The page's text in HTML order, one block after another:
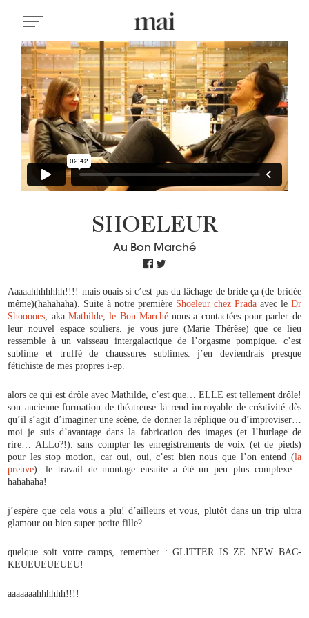
SHOELEUR
Au Bon Marché
Aaaaahhhhhhh!!!! mais ouais si c’est pas du lâchage de bride ça (de bridée
même)(hahahaha). Suite à notre première Shoeleur chez Pradaavec le Dr
Shooooes , aka Mathilde,le Bon Marchénous a contactées pour parler de
leur nouvel espace souliers. je vous jure (Marie Thérèse) que ce lieu
ressemble à un vaisseau intergalactique de l’orgasme pompique. c’est
sublime et truffé de chaussures sublimes. j’en deviendrais presque
fétichiste de mes propres i-ep.
alors ce qui est drôle avec Mathilde, c’est que… ELLE est tellement drôle!
son ancienne formation de théatreuse la rend incroyable de créativité dès
qu’il s’agit d’imaginer une scène, de donner la réplique ou d’improviser…
moi je suis d’avantage dans la fabrication des images (et l’hurlage de
rire… ALLo?!). sans compter les enregistrements de voix (et de pieds)
pour les stop motion, car oui, oui, c’est bien nous que l’on entend (la
preuve). le travail de montage ensuite a été un peu plus complexe…
hahahaha!
j’espère que cela vous a plu! d’ailleurs et vous, plutôt dans un trip ultra
glamour ou bien super petite fille?
quelque soit votre camps, remember : GLITTER IS ZE NEW BAC-
KEUEUEUEUEU!
aaaaaaahhhhhh!!!!